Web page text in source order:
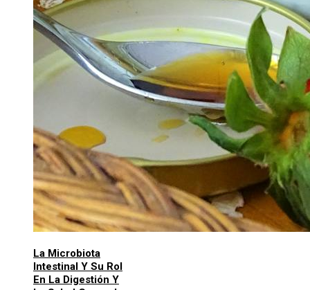
La Microbiota
Intestinal Y Su Rol
En La Digestión Y